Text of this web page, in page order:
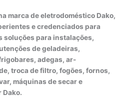
marca de eletrodoméstico Dako,
e credenciados para
soluções para instalações,
de geladeiras,
adegas, ar-
troca de filtro, fogões, fornos,
máquinas de secar e
Dako.